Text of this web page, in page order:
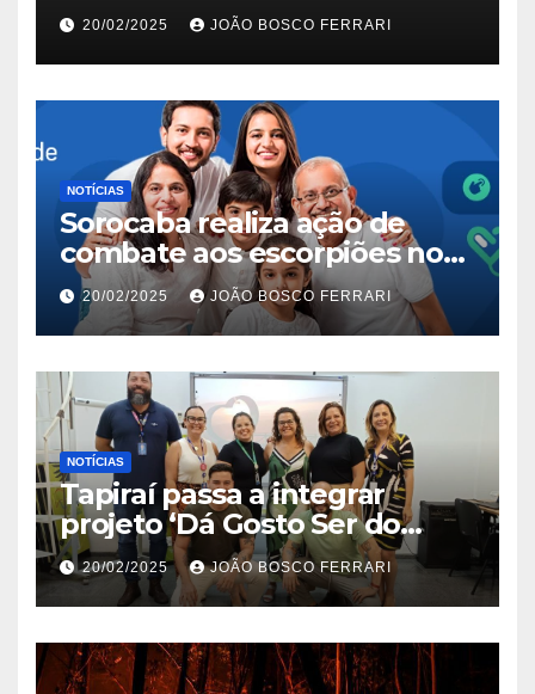
20/02/2025 JOÃO BOSCO FERRARI
NOTÍCIAS
Sorocaba realiza ação de
combate aos escorpiões no
Jardim São Carlos
20/02/2025 JOÃO BOSCO FERRARI
NOTÍCIAS
Tapiraí passa a integrar
projeto ‘Dá Gosto Ser do
Ribeira’ | ASN São Paulo
20/02/2025 JOÃO BOSCO FERRARI